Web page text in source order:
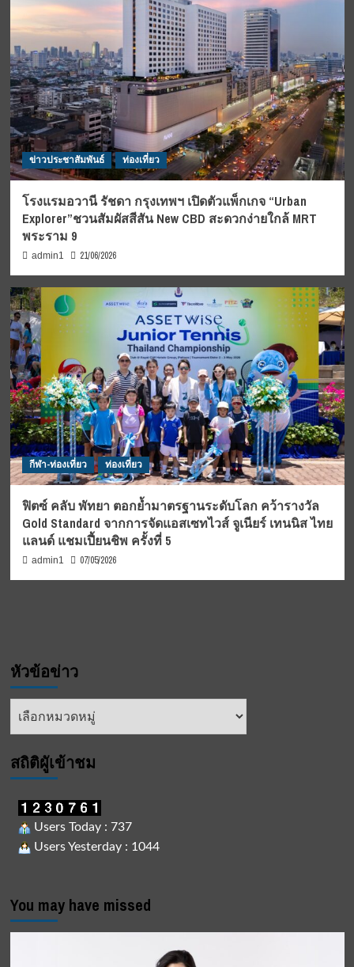
ข่าวประชาสัมพันธ์ ท่องเที่ยว
โรงแรมอวานี รัชดา กรุงเทพฯ เปิดตัวแพ็กเกจ “Urban
Explorer”ชวนสัมผัสสีสัน New CBD สะดวกง่ายใกล้ MRT
พระราม 9
admin1 21/06/2026
กีฬา-ท่องเที่ยว ท่องเที่ยว
ฟิตซ์ คลับ พัทยา ตอกย้ำมาตรฐานระดับโลก คว้ารางวัล
Gold Standard จากการจัดแอสเซทไวส์ จูเนียร์ เทนนิส ไทย
แลนด์ แชมเปี้ยนชิพ ครั้งที่ 5
admin1 07/05/2026
หัวข้อข่าว
หัวข้อ
สถิติผูัเข้าชม
Users Today : 737
Users Yesterday : 1044
You may have missed